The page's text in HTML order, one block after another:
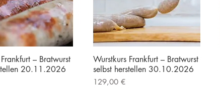
– Bratwurst
20.11.2026
Wurstkurs Frankfurt – Bratwurst
selbst herstellen 30.10.2026
Preis
129,00 €